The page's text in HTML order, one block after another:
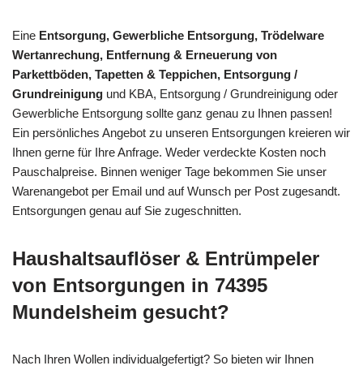
Eine Entsorgung, Gewerbliche Entsorgung, Trödelware
Wertanrechung, Entfernung & Erneuerung von
Parkettböden, Tapetten & Teppichen, Entsorgung /
Grundreinigung und KBA, Entsorgung / Grundreinigung oder
Gewerbliche Entsorgung sollte ganz genau zu Ihnen passen!
Ein persönliches Angebot zu unseren Entsorgungen kreieren wir
Ihnen gerne für Ihre Anfrage. Weder verdeckte Kosten noch
Pauschalpreise. Binnen weniger Tage bekommen Sie unser
Warenangebot per Email und auf Wunsch per Post zugesandt.
Entsorgungen genau auf Sie zugeschnitten.
Haushaltsauflöser & Entrümpeler
von Entsorgungen in 74395
Mundelsheim gesucht?
Nach Ihren Wollen individualgefertigt? So bieten wir Ihnen